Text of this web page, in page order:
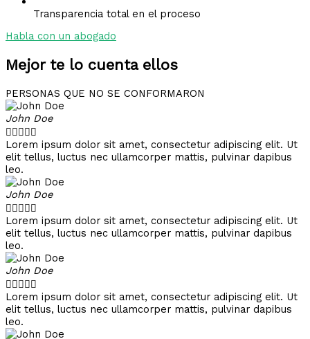
Transparencia total en el proceso
Habla con un abogado
Mejor te lo cuenta ellos
PERSONAS QUE NO SE CONFORMARON
John Doe

Lorem ipsum dolor sit amet, consectetur adipiscing elit. Ut
elit tellus, luctus nec ullamcorper mattis, pulvinar dapibus
leo.
John Doe

Lorem ipsum dolor sit amet, consectetur adipiscing elit. Ut
elit tellus, luctus nec ullamcorper mattis, pulvinar dapibus
leo.
John Doe

Lorem ipsum dolor sit amet, consectetur adipiscing elit. Ut
elit tellus, luctus nec ullamcorper mattis, pulvinar dapibus
leo.